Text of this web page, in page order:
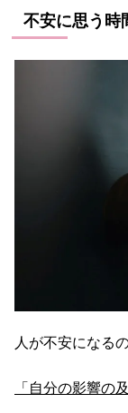
不安に思う時
人が不安になる
「自分の影響の